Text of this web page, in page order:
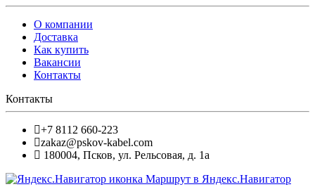
О компании
Доставка
Как купить
Вакансии
Контакты
Контакты
+7 8112 660-223
zakaz@pskov-kabel.com
180004, Псков, ул. Рельсовая, д. 1а
Маршрут в Яндекс.Навигатор